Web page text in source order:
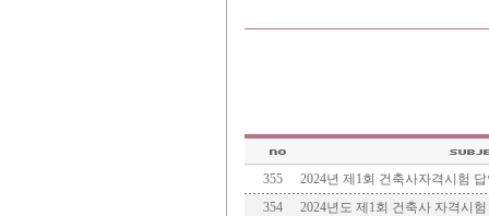
355
2024년 제1회 건축사자격시험
354
2024년도 제1회 건축사 자격시